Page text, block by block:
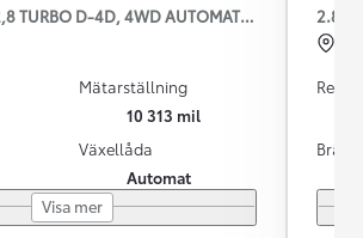
TURBO D-4D, 4WD AUTOMAT INVINCIBLE
Mätarställning
10 313 mil
Växellåda
Automat
Visa mer
2.8